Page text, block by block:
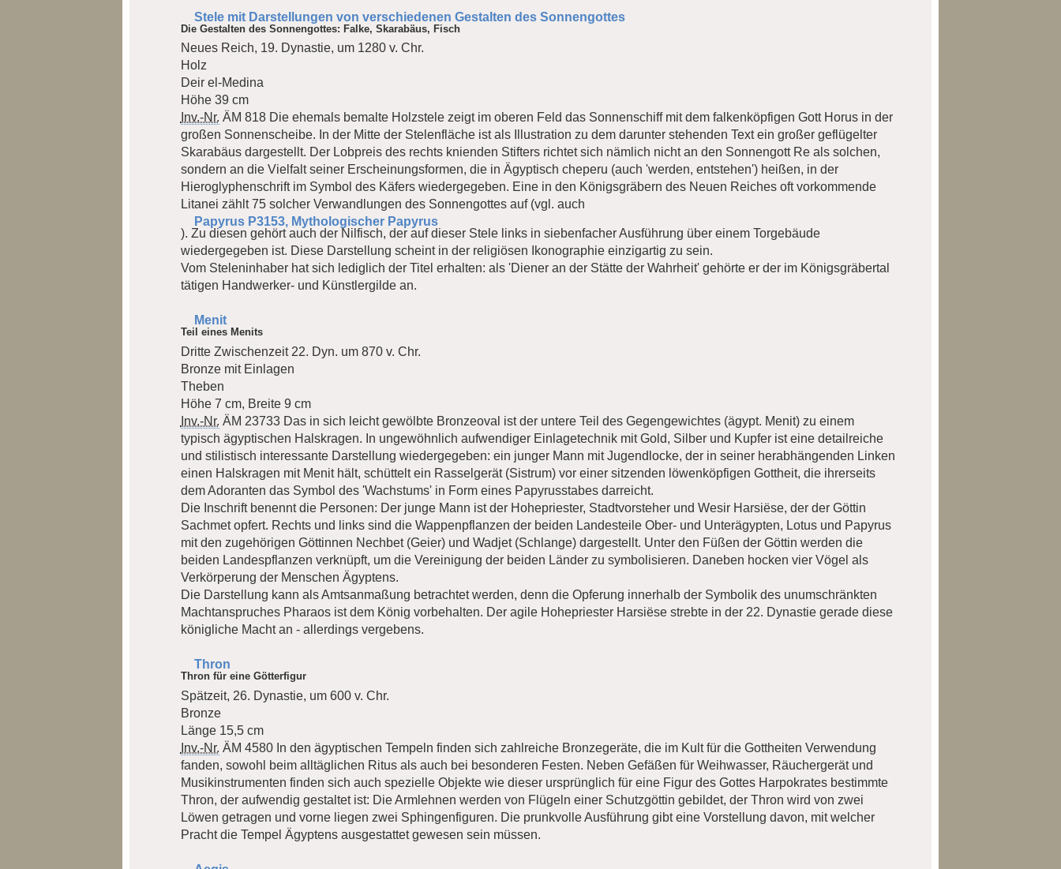
Stele mit Darstellungen von verschiedenen Gestalten des Sonnengottes
Die Gestalten des Sonnengottes: Falke, Skarabäus, Fisch
Neues Reich, 19. Dynastie, um 1280 v. Chr.
Holz
Deir el-Medina
Höhe 39 cm
Inv.-Nr. ÄM 818 Die ehemals bemalte Holzstele zeigt im oberen Feld das Sonnenschiff mit dem falkenköpfigen Gott Horus in der
großen Sonnenscheibe. In der Mitte der Stelenfläche ist als Illustration zu dem darunter stehenden Text ein großer geflügelter
Skarabäus dargestellt. Der Lobpreis des rechts knienden Stifters richtet sich nämlich nicht an den Sonnengott Re als solchen,
sondern an die Vielfalt seiner Erscheinungsformen, die in Ägyptisch cheperu (auch 'werden, entstehen') heißen, in der
Hieroglyphenschrift im Symbol des Käfers wiedergegeben. Eine in den Königsgräbern des Neuen Reiches oft vorkommende
Litanei zählt 75 solcher Verwandlungen des Sonnengottes auf (vgl. auch
Papyrus P3153, Mythologischer Papyrus
). Zu diesen gehört auch der Nilfisch, der auf dieser Stele links in siebenfacher Ausführung über einem Torgebäude
wiedergegeben ist. Diese Darstellung scheint in der religiösen Ikonographie einzigartig zu sein.
Vom Steleninhaber hat sich lediglich der Titel erhalten: als 'Diener an der Stätte der Wahrheit' gehörte er der im Königsgräbertal
tätigen Handwerker- und Künstlergilde an.
Menit
Teil eines Menits
Dritte Zwischenzeit 22. Dyn. um 870 v. Chr.
Bronze mit Einlagen
Theben
Höhe 7 cm, Breite 9 cm
Inv.-Nr. ÄM 23733 Das in sich leicht gewölbte Bronzeoval ist der untere Teil des Gegengewichtes (ägypt. Menit) zu einem
typisch ägyptischen Halskragen. In ungewöhnlich aufwendiger Einlagetechnik mit Gold, Silber und Kupfer ist eine detailreiche
und stilistisch interessante Darstellung wiedergegeben: ein junger Mann mit Jugendlocke, der in seiner herabhängenden Linken
einen Halskragen mit Menit hält, schüttelt ein Rasselgerät (Sistrum) vor einer sitzenden löwenköpfigen Gottheit, die ihrerseits
dem Adoranten das Symbol des 'Wachstums' in Form eines Papyrusstabes darreicht.
Die Inschrift benennt die Personen: Der junge Mann ist der Hohepriester, Stadtvorsteher und Wesir Harsiëse, der der Göttin
Sachmet opfert. Rechts und links sind die Wappenpflanzen der beiden Landesteile Ober- und Unterägypten, Lotus und Papyrus
mit den zugehörigen Göttinnen Nechbet (Geier) und Wadjet (Schlange) dargestellt. Unter den Füßen der Göttin werden die
beiden Landespflanzen verknüpft, um die Vereinigung der beiden Länder zu symbolisieren. Daneben hocken vier Vögel als
Verkörperung der Menschen Ägyptens.
Die Darstellung kann als Amtsanmaßung betrachtet werden, denn die Opferung innerhalb der Symbolik des unumschränkten
Machtanspruches Pharaos ist dem König vorbehalten. Der agile Hohepriester Harsiëse strebte in der 22. Dynastie gerade diese
königliche Macht an - allerdings vergebens.
Thron
Thron für eine Götterfigur
Spätzeit, 26. Dynastie, um 600 v. Chr.
Bronze
Länge 15,5 cm
Inv.-Nr. ÄM 4580 In den ägyptischen Tempeln finden sich zahlreiche Bronzegeräte, die im Kult für die Gottheiten Verwendung
fanden, sowohl beim alltäglichen Ritus als auch bei besonderen Festen. Neben Gefäßen für Weihwasser, Räuchergerät und
Musikinstrumenten finden sich auch spezielle Objekte wie dieser ursprünglich für eine Figur des Gottes Harpokrates bestimmte
Thron, der aufwendig gestaltet ist: Die Armlehnen werden von Flügeln einer Schutzgöttin gebildet, der Thron wird von zwei
Löwen getragen und vorne liegen zwei Sphingenfiguren. Die prunkvolle Ausführung gibt eine Vorstellung davon, mit welcher
Pracht die Tempel Ägyptens ausgestattet gewesen sein müssen.